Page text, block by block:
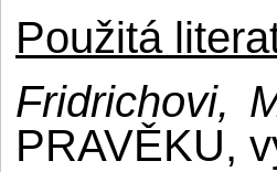
Použitá
Fridrichovi,
PRAVĚKU,